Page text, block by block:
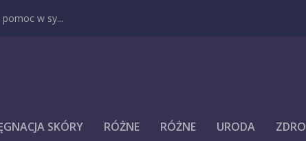
pomoc w sy...
SKÓRY RÓŻNE RÓŻNE URODA